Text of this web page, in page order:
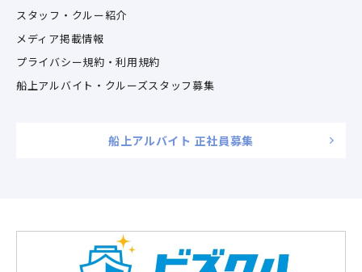
スタッフ・クルー紹介
メディア掲載情報
プライバシー規約・利用規約
船上アルバイト・クルーズスタッフ募集
船上アルバイト 正社員募集